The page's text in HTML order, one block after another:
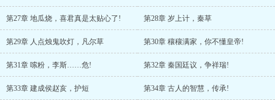
第27章 地瓜烧，喜君真是太贴心了! 第28章 岁上计，秦草
第29章 人点烛鬼吹灯，凡尔草 第30章 穰穰满家，你不懂皇帝!
第31章 嗦粉，李斯……危! 第32章 秦国廷议，争祥瑞!
第33章 建成侯赵亥，护短 第34章 古人的智慧，传承!